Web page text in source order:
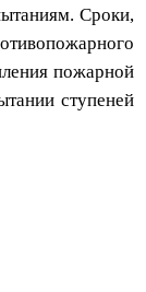
Сроки,
пожарной
ступеней